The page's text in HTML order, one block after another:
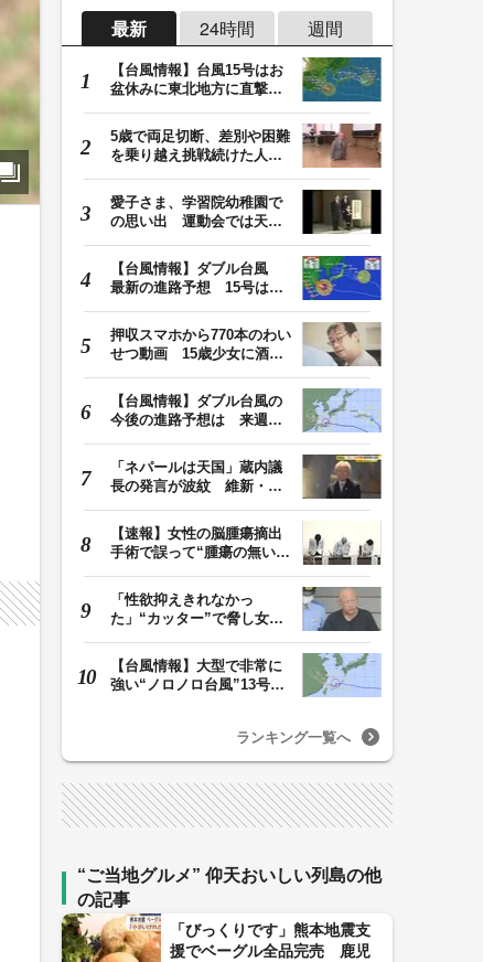
最新 24時間 週間
【台風情報】台風15号はお
盆休みに東北地方に直撃す
5歳で両足切断、差別や困難
を乗り越え挑戦続けた人
愛子さま、学習院幼稚園で
の思い出 運動会では天皇
【台風情報】ダブル台風
最新の進路予想 15号は北
押収スマホから770本のわい
せつ動画 15歳少女に酒と
【台風情報】ダブル台風の
今後の進路予想は 来週、
「ネパールは天国」蔵内議
長の発言が波紋 維新・吉
【速報】女性の脳腫瘍摘出
手術で誤って“腫瘍の無い部
「性欲抑えきれなかっ
た」“カッター”で脅し女子
【台風情報】大型で非常に
強い“ノロノロ台風”13号の
ランキング一覧へ
“ご当地グルメ” 仰天おいしい列島の他
の記事
「びっくりです」熊本地震支
援でベーグル全品完売 鹿児